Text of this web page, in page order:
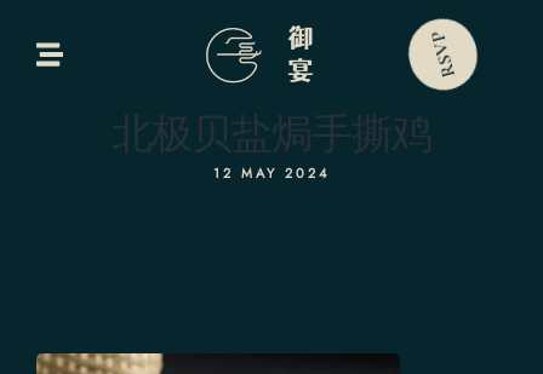
RSVP
北极贝盐焗手撕鸡
12 MAY 2024
Us
Menus